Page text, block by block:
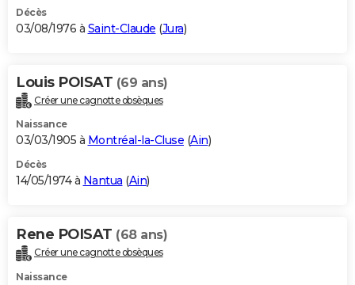
Décès
03/08/1976 à Saint-Claude (Jura)
Louis POISAT (69 ans)
Créer une cagnotte obsèques
Naissance
03/03/1905 à Montréal-la-Cluse (Ain)
Décès
14/05/1974 à Nantua (Ain)
Rene POISAT (68 ans)
Créer une cagnotte obsèques
Naissance